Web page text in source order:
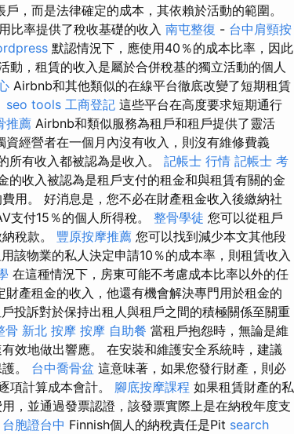
，而是法律確定的成本，其依賴於活動的範圍。
比率提供了稅收基礎的收入 南屯整復 - 台中肩頸按
默認情況下，應使用40％的成本比率，因此
，租賃的收入是屬於合併稅基的獨立活動的個人
Airbnb和其他類似的在線平台徹底改變了短期租賃
seo tools 工商登記 這些平台在高度要求短期通行
推薦 Airbnb和類似服務為租戶和租戶提供了靈活
經營者在一個月內沒有收入，則沒有維修費義
所有收入都被認為是收入。 記帳士 行情 記帳士 考
的收入被認為是租戶支付的租金和與租賃有關的金
用。 好消息是，您不必在財產租金收入後繳納社
支付15％的個人所得稅。 整骨學徒 您可以從租戶
稅款。 豐原按摩推薦 您可以找到減少本文其他段
該物業的私人決定申請10％的成本率，則租賃收入
在這種情況下，房東可能不考慮成本比率以外的任
產租金的收入，他還有機會解決專門用於租金的
投訴對於保持出租人與租戶之間的積極關係至關重
骨 新北 按摩 按摩 自助餐 當租戶抱怨時，無論是維
效地做出響應。 在安裝和維護安全系統時，建議
。 台中喬骨盆 這意味著，如果您發行財產，則必
項計算成本會計。 腳底按摩課程 如果租賃財產的私
，並通過發票認證，該發票實際上是在納稅年度支
台胞證台中 Finnish個人的納稅責任是Pit search